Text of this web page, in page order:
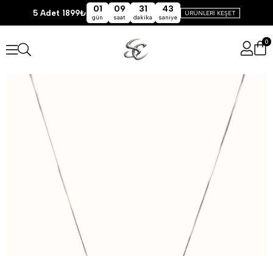
5 Adet 1899₺ 01
gün
09
saat
31
dakika
43
saniye
ÜRÜNLERİ KEŞET
0